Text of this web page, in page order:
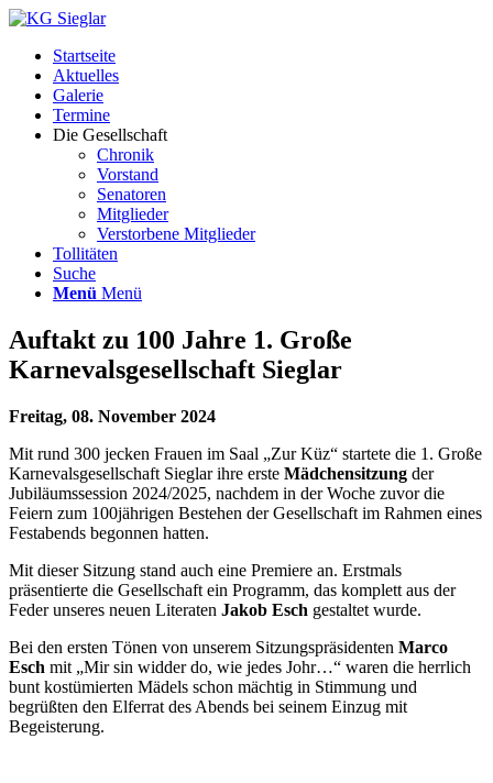
Startseite
Aktuelles
Galerie
Termine
Die Gesellschaft
Chronik
Vorstand
Senatoren
Mitglieder
Verstorbene Mitglieder
Tollitäten
Suche
Menü Menü
Auftakt zu 100 Jahre 1. Große
Karnevalsgesellschaft Sieglar
Freitag, 08. November 2024
Mit rund 300 jecken Frauen im Saal „Zur Küz“ startete die 1. Große
Karnevalsgesellschaft Sieglar ihre erste Mädchensitzung der
Jubiläumssession 2024/2025, nachdem in der Woche zuvor die
Feiern zum 100jährigen Bestehen der Gesellschaft im Rahmen eines
Festabends begonnen hatten.
Mit dieser Sitzung stand auch eine Premiere an. Erstmals
präsentierte die Gesellschaft ein Programm, das komplett aus der
Feder unseres neuen Literaten Jakob Esch gestaltet wurde.
Bei den ersten Tönen von unserem Sitzungspräsidenten Marco
Esch mit „Mir sin widder do, wie jedes Johr…“ waren die herrlich
bunt kostümierten Mädels schon mächtig in Stimmung und
begrüßten den Elferrat des Abends bei seinem Einzug mit
Begeisterung.